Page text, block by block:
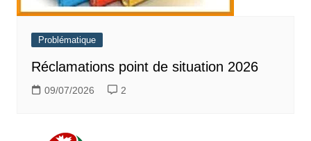
Problématique
Réclamations point de situation 2026
09/07/2026 2